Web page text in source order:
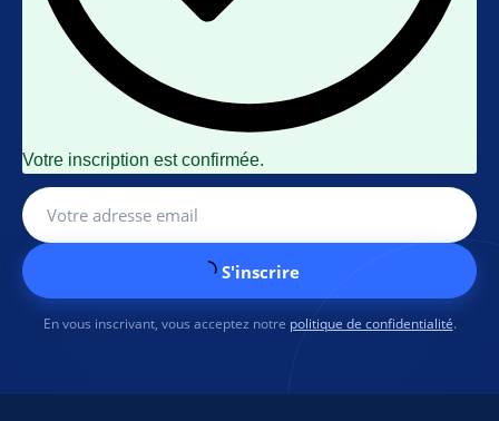
Votre inscription est confirmée.
S'inscrire
En vous inscrivant, vous acceptez notre politique de confidentialité.